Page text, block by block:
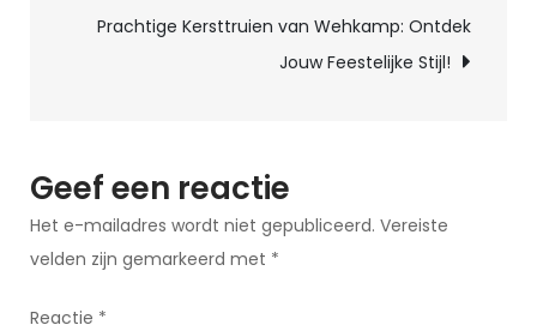
Prachtige Kersttruien van Wehkamp: Ontdek
Jouw Feestelijke Stijl!
Geef een reactie
Het e-mailadres wordt niet gepubliceerd. Vereiste
velden zijn gemarkeerd met *
Reactie *